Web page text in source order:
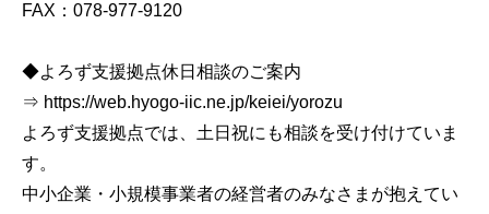
FAX：078-977-9120
◆よろず支援拠点休日相談のご案内
⇒ https://web.hyogo-iic.ne.jp/keiei/yorozu
よろず支援拠点では、土日祝にも相談を受け付けていま
す。
中小企業・小規模事業者の経営者のみなさまが抱えてい